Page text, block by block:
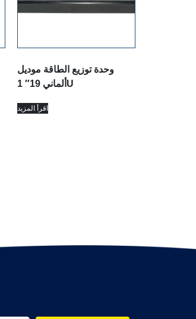
وحدة توزيع الطاقة موديل
ألماني 19″ 1U
اقرأ المزيد